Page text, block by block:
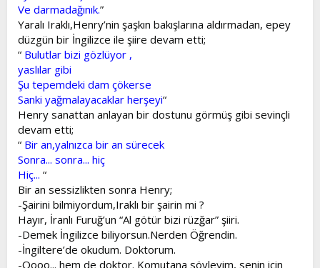
Ve darmadağınık.”
Yaralı Iraklı,Henry’nin şaşkın bakışlarına aldırmadan, epey
düzgün bir İngilizce ile şiire devam etti;
“ Bulutlar bizi gözlüyor ,
yaslılar gibi
Şu tepemdeki dam çökerse
Sanki yağmalayacaklar herşeyi“
Henry sanattan anlayan bir dostunu görmüş gibi sevinçli
devam etti;
“ Bir an,yalnızca bir an sürecek
Sonra... sonra... hiç
Hiç... “
Bir an sessizlikten sonra Henry;
-Şairini bilmiyordum,Iraklı bir şairin mi ?
Hayır, İranlı Furuğ’un “Al götür bizi rüzğar” şiiri.
-Demek İngilizce biliyorsun.Nerden Öğrendin.
-İngiltere’de okudum. Doktorum.
-Oooo... hem de doktor. Komutana söyleyim, senin için